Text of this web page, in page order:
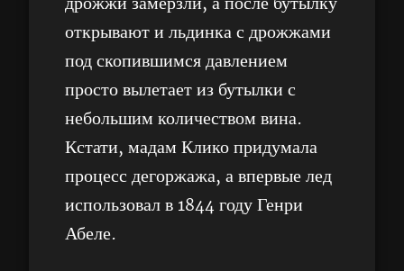
дрожжи замерзли, а после бутылку
открывают и льдинка с дрожжами
под скопившимся давлением
просто вылетает из бутылки с
небольшим количеством вина.
Кстати, мадам Клико придумала
процесс дегоржажа, а впервые лед
использовал в 1844 году Генри
Абеле.